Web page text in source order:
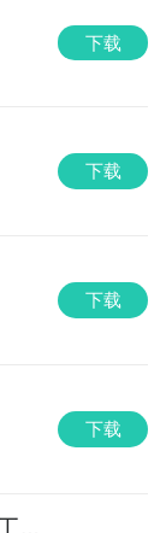
下载
下载
下载
下载